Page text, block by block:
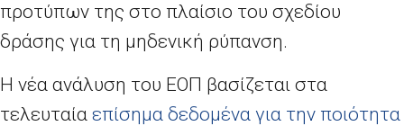
προτύπων της στο πλαίσιο του σχεδίου
δράσης για τη μηδενική ρύπανση.
Η νέα ανάλυση του ΕΟΠ βασίζεται στα
τελευταία επίσημα δεδομένα για την ποιότητα